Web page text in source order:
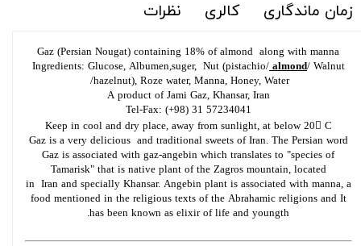
زمان ماندگاری
کالری نظرات
Gaz (Persian Nougat) containing 18% of almond along with manna
Ingredients: Glucose, Albumen,suger, Nut (pistachio/ almond/ Walnut
/hazelnut), Roze water, Manna, Honey, Water
A product of Jami Gaz, Khansar, Iran
Tel-Fax: (+98) 31 57234041
Keep in cool and dry place, away from sunlight, at below 20 C
Gaz is a very delicious and traditional sweets of Iran. The Persian word
Gaz is associated with gaz-angebin which translates to "species of
Tamarisk" that is native plant of the Zagros mountain, located
in Iran and specially Khansar. Angebin plant is associated with manna, a
food mentioned in the religious texts of the Abrahamic religions and It
has been known as elixir of life and youngth.